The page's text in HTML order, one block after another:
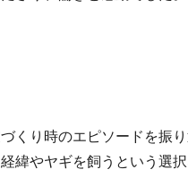
くり時のエピソードを振
緯やヤギを飼うという選